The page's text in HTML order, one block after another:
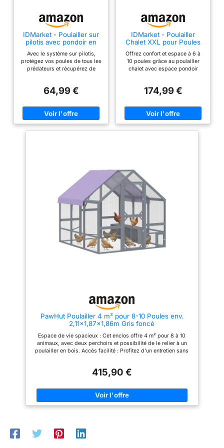
recouvert de bitume pour
protéger les poules de la
【Caractéristiques】:
156x52x68cm, taille
parfaite pour 2 poules
cochons d’inde;
assemblé – La notice
d'assemblage est fournie
【Poulailler en bois
connecte l’espace
d’activité et l’espace de
sommeil. De plus, le tiroir
à déjections amovible en
métal galvanisé facilite
l’entretien quotidien
IDMarket - Poulailler sur
pilotis avec pondoir en
Avec le système sur pilotis,
protégez vos poules de tous les
prédateurs et récupérez de
relevable et le tiroir à déjections
portes à loquet assurent la
sécurité et le confort de vos
poules ! Cet abri chaleureux
64,99 €
IDMarket - Poulailler
Chalet XXL pour Poules
Offrez confort et espace à 6 à
10 poules grâce au poulailler
chalet avec espace pondoir
permettent à vos poules d'aller
d'entrée et l'ouverture latérale
ferment à l'aide de loquets en
bois Conçu avec un large
174,99 €
PawHut Poulailler 4 m² pour 8-10 Poules env.
2,11x1,87x1,86m Gris foncé
Espace de vie spacieux : Cet enclos offre 4 m² pour 8 à 10
animaux, avec deux perchoirs et possibilité de le relier à un
poulailler en bois. Accès facilité : Profitez d’un entretien sans
l’alimentation, l’abreuvement et le nettoyage quotidiens
bois de sapin massif, grillage galvanisé, portes verrouillables
et housse Oxford protègent vos animaux du soleil, de la pluie
et des prédateurs toute l’année. Plaisir de récolter les œufs :
Compatible porte automatique : La petite porte d’accès
s’adapte à une porte automatique (non incluse), permettant une
415,90 €